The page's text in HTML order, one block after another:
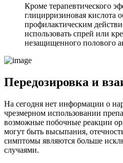
Кроме терапевтического
глицирризиновая кислота
профилактическим
использовать спрей или
незащищенного полового
Передозировка и
На сегодня нет информации о
чрезмерном использовании
возможные побочные реакции
могут быть высыпания,
симптомы являются больше
случаями.